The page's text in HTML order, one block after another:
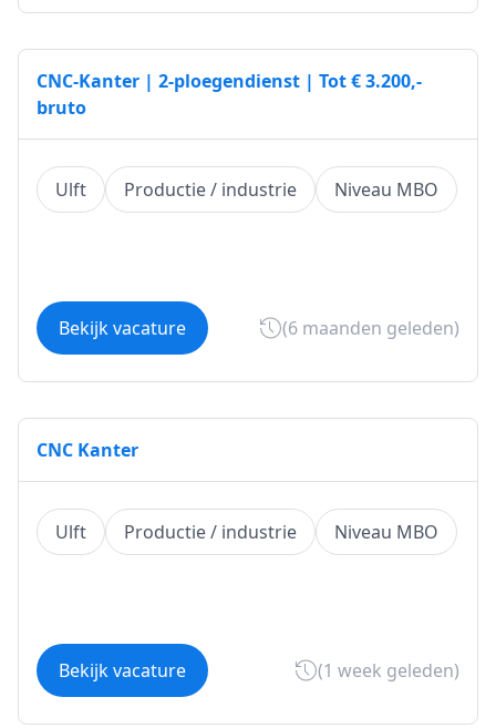
CNC-Kanter | 2-ploegendienst | Tot € 3.200,-
bruto
Ulft Productie / industrie Niveau MBO
Bekijk vacature (6 maanden geleden)
CNC Kanter
Ulft Productie / industrie Niveau MBO
Bekijk vacature (1 week geleden)